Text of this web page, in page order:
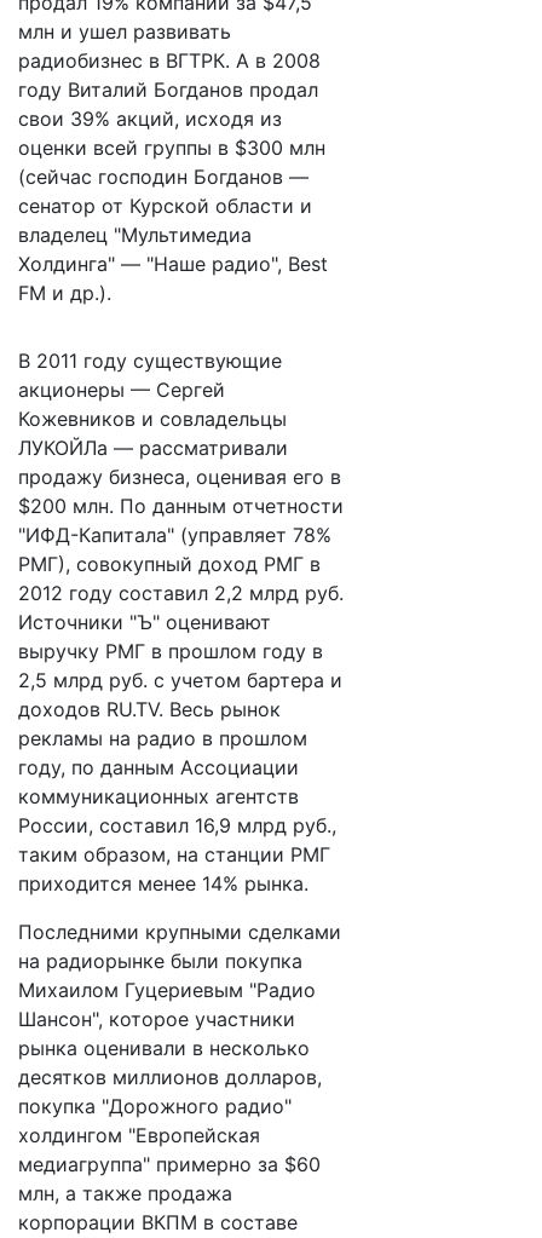
млн и ушел развивать
радиобизнес в ВГТРК. А в 2008
году Виталий Богданов продал
свои 39% акций, исходя из
оценки всей группы в $300 млн
(сейчас господин Богданов —
сенатор от Курской области и
владелец "Мультимедиа
Холдинга" — "Наше радио", Best
FM и др.).
В 2011 году существующие
акционеры — Сергей
Кожевников и совладельцы
ЛУКОЙЛа — рассматривали
продажу бизнеса, оценивая его в
$200 млн. По данным отчетности
"ИФД-Капитала" (управляет 78%
РМГ), совокупный доход РМГ в
2012 году составил 2,2 млрд руб.
Источники "Ъ" оценивают
выручку РМГ в прошлом году в
2,5 млрд руб. с учетом бартера и
доходов RU.TV. Весь рынок
рекламы на радио в прошлом
году, по данным Ассоциации
коммуникационных агентств
России, составил 16,9 млрд руб.,
таким образом, на станции РМГ
приходится менее 14% рынка.
Последними крупными сделками
на радиорынке были покупка
Михаилом Гуцериевым "Радио
Шансон", которое участники
рынка оценивали в несколько
десятков миллионов долларов,
покупка "Дорожного радио"
холдингом "Европейская
медиагруппа" примерно за $60
млн, а также продажа
корпорации ВКПМ в составе